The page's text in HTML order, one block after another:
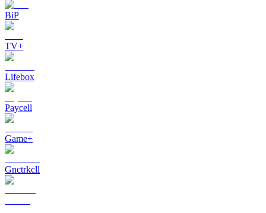
BiP
TV+
Lifebox
Paycell
Game+
Gnctrkcll